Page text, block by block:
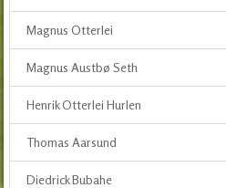
Magnus Otterlei
Magnus Austbø Seth
Henrik Otterlei Hurlen
Thomas Aarsund
Diedrick Bubahe